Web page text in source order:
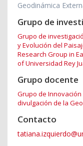
Geodinámica
Grupo de
Grupo de
y Evolución del
Research Group in
of Universidad Rey
Grupo docente
Grupo de
divulgación de la
Contacto